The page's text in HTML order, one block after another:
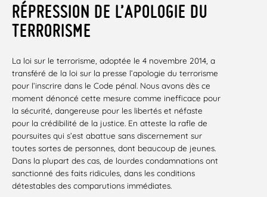
RÉPRESSION DE L’APOLOGIE DU
TERRORISME
La loi sur le terrorisme, adoptée le 4 novembre 2014, a
transféré de la loi sur la presse l’apologie du terrorisme
pour l’inscrire dans le Code pénal. Nous avons dès ce
moment dénoncé cette mesure comme inefficace pour
la sécurité, dangereuse pour les libertés et néfaste
pour la crédibilité de la justice. En atteste la rafle de
poursuites qui s’est abattue sans discernement sur
toutes sortes de personnes, dont beaucoup de jeunes.
Dans la plupart des cas, de lourdes condamnations ont
sanctionné des faits ridicules, dans les conditions
détestables des comparutions immédiates.